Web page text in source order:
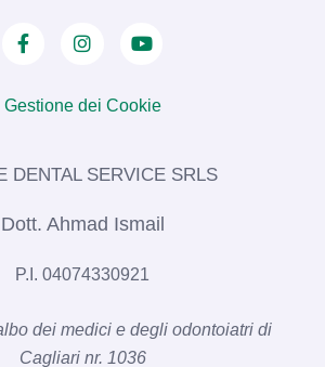
Gestione dei Cookie
DENTAL SERVICE SRLS​
Dott. Ahmad Ismail
P.I. 04074330921
dei medici e degli odontoiatri di
Cagliari nr. 1036​